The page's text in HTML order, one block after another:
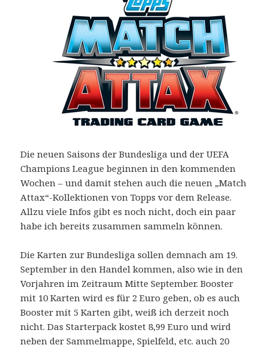
Die neuen Saisons der Bundesliga und der UEFA
Champions League beginnen in den kommenden
Wochen – und damit stehen auch die neuen „Match
Attax“-Kollektionen von Topps vor dem Release.
Allzu viele Infos gibt es noch nicht, doch ein paar
habe ich bereits zusammen sammeln können.
Die Karten zur Bundesliga sollen demnach am 19.
September in den Handel kommen, also wie in den
Vorjahren im Zeitraum Mitte September. Booster
mit 10 Karten wird es für 2 Euro geben, ob es auch
Booster mit 5 Karten gibt, weiß ich derzeit noch
nicht. Das Starterpack kostet 8,99 Euro und wird
neben der Sammelmappe, Spielfeld, etc. auch 20